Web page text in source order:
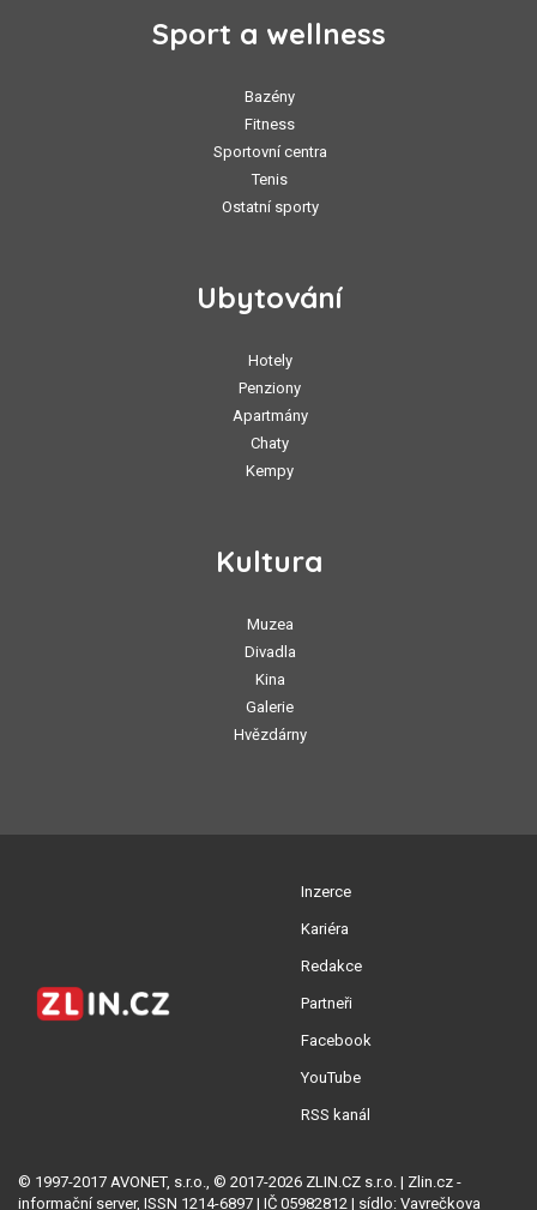
Sport a wellness
Bazény
Fitness
Sportovní centra
Tenis
Ostatní sporty
Ubytování
Hotely
Penziony
Apartmány
Chaty
Kempy
Kultura
Muzea
Divadla
Kina
Galerie
Hvězdárny
Inzerce
Kariéra
Redakce
Partneři
Facebook
YouTube
RSS kanál
© 1997-2017 AVONET, s.r.o., © 2017-2026 ZLIN.CZ s.r.o. | Zlin.cz -
informační server, ISSN 1214-6897 | IČ 05982812 | sídlo: Vavrečkova